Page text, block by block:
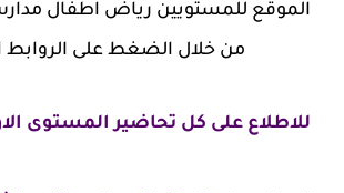
الموقع للمستويين رياض اطفال
من خلال الضغط على الروابط
للاطلاع على كل تحاضير المستوى